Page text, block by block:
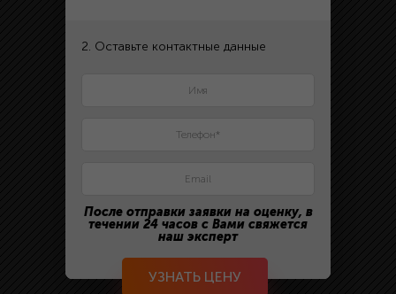
2. Оставьте контактные данные
После отправки заявки на оценку, в
течении 24 часов с Вами свяжется
наш эксперт
УЗНАТЬ ЦЕНУ